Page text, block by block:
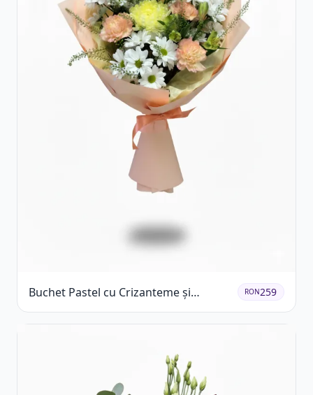
Buchet Pastel cu Crizanteme și
Garoafe
RON259